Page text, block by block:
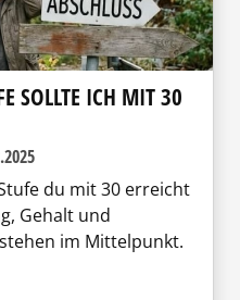
SOLLTE ICH MIT 30
du mit 30 erreicht
Gehalt und
im Mittelpunkt.